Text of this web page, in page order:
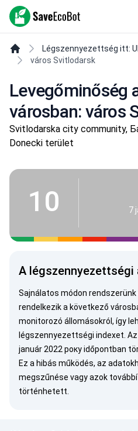
SaveEcoBot
Légszennyezettség itt:
város Svitlodarsk
Levegőminőség
városban: város
Svitlodarska city community,
Donecki terület
10 7
A
Sajnálatos módon
rendelkezik a következő
monitorozó állomásokról, így
légszennyezettségi indexet.
január 2022 року időpontban
Ez a hibás működés, az
megszűnése vagy azok
történhetett.